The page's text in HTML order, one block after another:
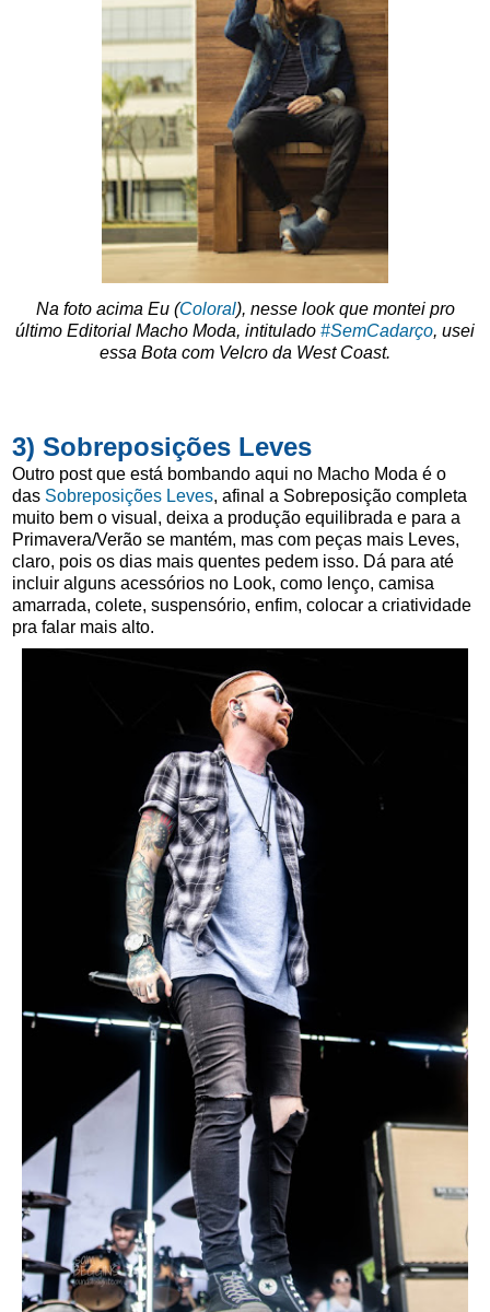
Na foto acima Eu (Coloral), nesse look que montei pro
último Editorial Macho Moda, intitulado #SemCadarço, usei
essa Bota com Velcro da West Coast.
3) Sobreposições Leves
Outro post que está bombando aqui no Macho Moda é o
das Sobreposições Leves, afinal a Sobreposição completa
muito bem o visual, deixa a produção equilibrada e para a
Primavera/Verão se mantém, mas com peças mais Leves,
claro, pois os dias mais quentes pedem isso. Dá para até
incluir alguns acessórios no Look, como lenço, camisa
amarrada, colete, suspensório, enfim, colocar a criatividade
pra falar mais alto.